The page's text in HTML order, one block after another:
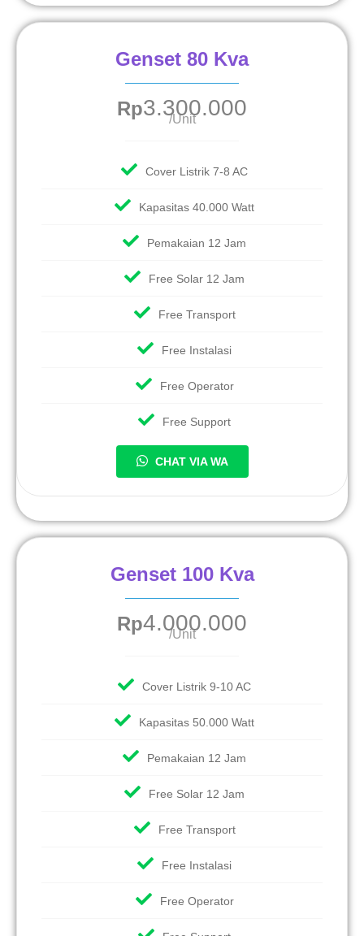
Genset 80 Kva
Rp3.300.000
/Unit
Cover Listrik 7-8 AC
Kapasitas 40.000 Watt
Pemakaian 12 Jam
Free Solar 12 Jam
Free Transport
Free Instalasi
Free Operator
Free Support
CHAT VIA WA
Genset 100 Kva
Rp4.000.000
/Unit
Cover Listrik 9-10 AC
Kapasitas 50.000 Watt
Pemakaian 12 Jam
Free Solar 12 Jam
Free Transport
Free Instalasi
Free Operator